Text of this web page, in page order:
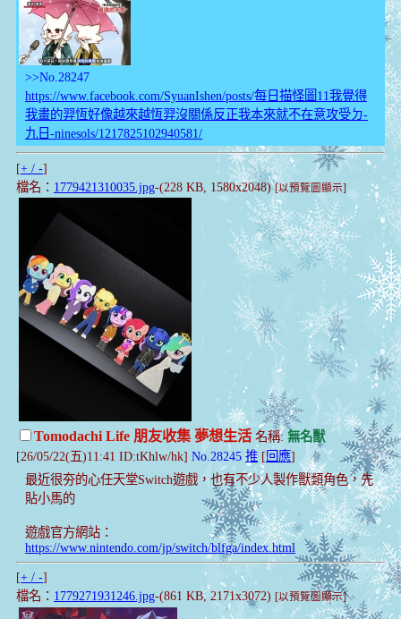
>>No.28247
https://www.facebook.com/SyuanIshen/posts/每日描怪圖11我覺得
我畫的羿恆好像越來越恆羿沒關係反正我本來就不在意攻受ㄉ-
九日-ninesols/1217825102940581/
[+ / -]
檔名： 1779421310035.jpg-(228 KB, 1580x2048)[以預覽圖顯示]
Tomodachi Life 朋友收集 夢想生活名稱: 無名獸
[26/05/22(五)11:41 ID:tKhlw/hk] No.28245 推 [回應]
最近很夯的心任天堂Switch遊戲，也有不少人製作獸類角色，先
貼小馬的
遊戲官方網站：
https://www.nintendo.com/jp/switch/blfga/index.html
[+ / -]
檔名： 1779271931246.jpg-(861 KB, 2171x3072) [以預覽圖顯示]